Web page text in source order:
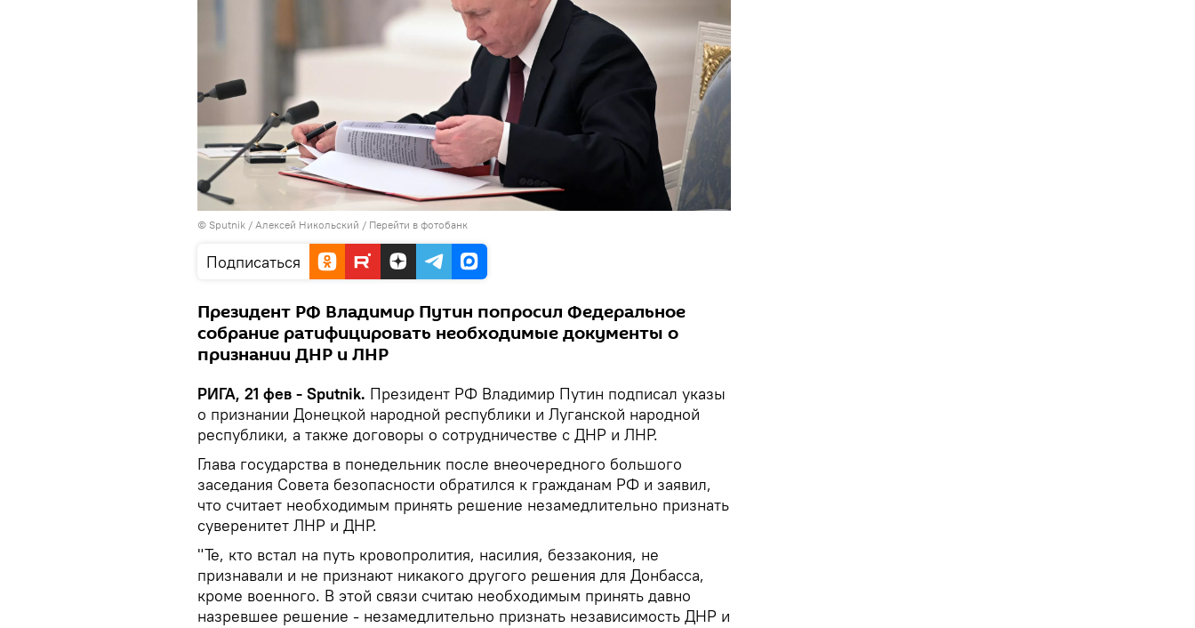
© Sputnik / Алексей Никольский / Перейти в фотобанк
Подписаться
Президент РФ Владимир Путин попросил Федеральное
собрание ратифицировать необходимые документы о
признании ДНР и ЛНР
РИГА, 21 фев - Sputnik. Президент РФ Владимир Путин подписал указы
о признании Донецкой народной республики и Луганской народной
республики, а также договоры о сотрудничестве с ДНР и ЛНР.
Глава государства в понедельник после внеочередного большого
заседания Совета безопасности обратился к гражданам РФ и заявил,
что считает необходимым принять решение незамедлительно признать
суверенитет ЛНР и ДНР.
"Те, кто встал на путь кровопролития, насилия, беззакония, не
признавали и не признают никакого другого решения для Донбасса,
кроме военного. В этой связи считаю необходимым принять давно
назревшее решение - незамедлительно признать независимость ДНР и